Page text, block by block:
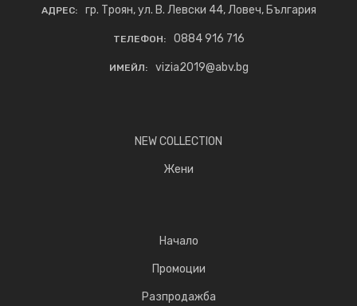
АДРЕС: гр. Троян, ул. В. Левски 44, Ловеч, България
ТЕЛЕФОН: 0884 916 716
ИМЕЙЛ: vizia2019@abv.bg
NEW COLLECTION
Жени
Начало
Промоции
Разпродажба